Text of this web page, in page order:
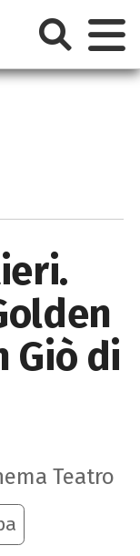
Giò di
Teatro